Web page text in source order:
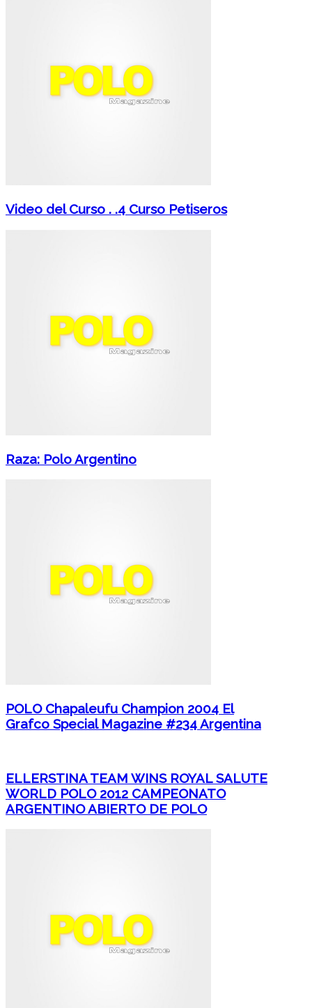
Video del Curso . .4 Curso Petiseros
Raza: Polo Argentino
POLO Chapaleufu Champion 2004 El
Grafco Special Magazine #234 Argentina
ELLERSTINA TEAM WINS ROYAL SALUTE
WORLD POLO 2012 CAMPEONATO
ARGENTINO ABIERTO DE POLO